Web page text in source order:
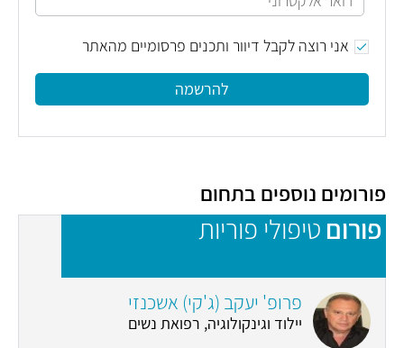
אני רוצה לקבל דיוור ותכנים פרסומיים מהאתר
להרשמה
פורומים נוספים בתחום
פורום טיפולי פוריות
פרופ' יעקב (ג'קי) אשכנזי
יילוד וגינקולוגיה, רפואת נשים